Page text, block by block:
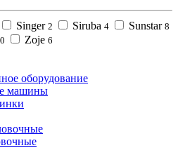
Singer 2 Siruba 4 Sunstar 8
Zoje 6
оборудование
машины